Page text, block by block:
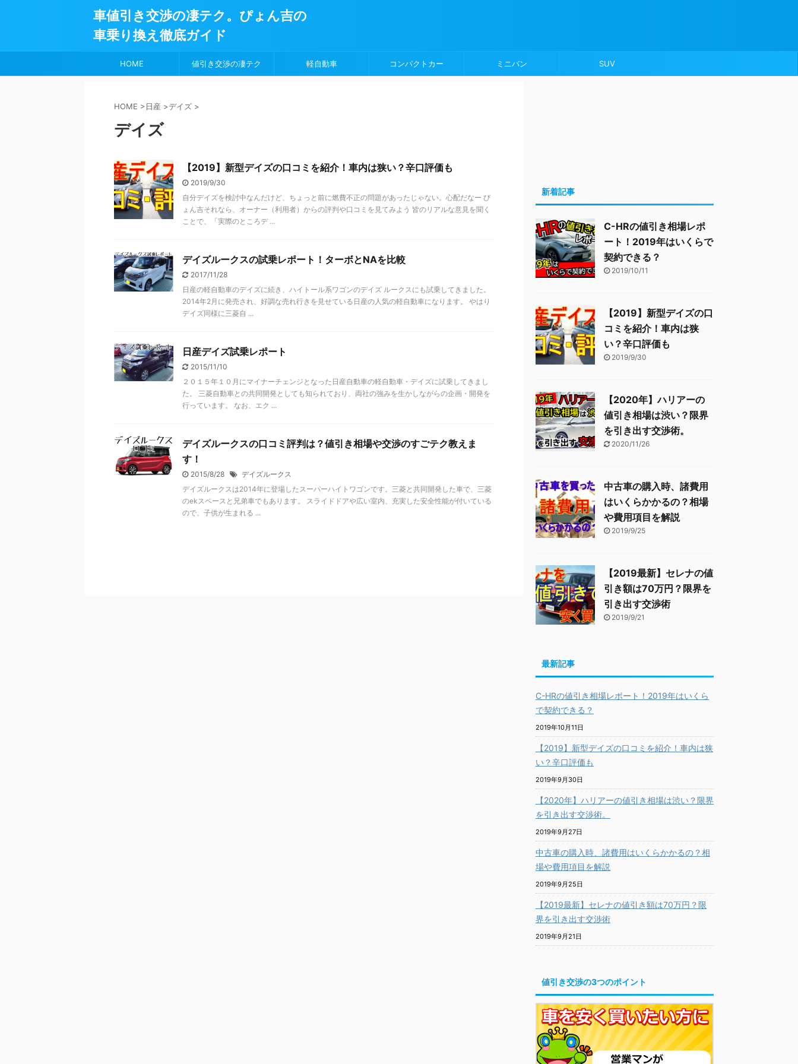
車値引き交渉の凄テク。ぴょん吉の
車乗り換え徹底ガイド
HOME 値引き交渉の凄テク 軽自動車 コンパクトカー ミニバン SUV
HOME >日産 >デイズ >
デイズ
【2019】新型デイズの口コミを紹介！車内は狭い？辛口評価も
2019/9/30
自分デイズを検討中なんだけど、ちょっと前に燃費不正の問題があったじゃない。心配だなー ぴ
ょん吉それなら、オーナー（利用者）からの評判や口コミを見てみよう 皆のリアルな意見を聞く
ことで、「実際のところデ ...
デイズルークスの試乗レポート！ターボとNAを比較
2017/11/28
日産の軽自動車のデイズに続き、ハイトール系ワゴンのデイズ ルークスにも試乗してきました。
2014年2月に発売され、好調な売れ行きを見せている日産の人気の軽自動車になります。 やはり
デイズ同様に三菱自 ...
日産デイズ試乗レポート
2015/11/10
２０１５年１０月にマイナーチェンジとなった日産自動車の軽自動車・デイズに試乗してきまし
た。 三菱自動車との共同開発としても知られており、両社の強みを生かしながらの企画・開発を
行っています。 なお、エク ...
デイズルークスの口コミ評判は？値引き相場や交渉のすごテク教えま
す！
2015/8/28
デイズルークス
デイズルークスは2014年に登場したスーパーハイトワゴンです。三菱と共同開発した車で、三菱
のekスペースと兄弟車でもあります。 スライドドアや広い室内、充実した安全性能が付いている
ので、子供が生まれる ...
新着記事
C-HRの値引き相場レポ
ート！2019年はいくらで
契約できる？
2019/10/11
【2019】新型デイズの口
コミを紹介！車内は狭
い？辛口評価も
2019/9/30
【2020年】ハリアーの
値引き相場は渋い？限界
を引き出す交渉術。
2020/11/26
中古車の購入時、諸費用
はいくらかかるの？相場
や費用項目を解説
2019/9/25
【2019最新】セレナの値
引き額は70万円？限界を
引き出す交渉術
2019/9/21
最新記事
C-HRの値引き相場レポート！2019年はいくら
で契約できる？
2019年10月11日
【2019】新型デイズの口コミを紹介！車内は狭
い？辛口評価も
2019年9月30日
【2020年】ハリアーの値引き相場は渋い？限界
を引き出す交渉術。
2019年9月27日
中古車の購入時、諸費用はいくらかかるの？相
場や費用項目を解説
2019年9月25日
【2019最新】セレナの値引き額は70万円？限
界を引き出す交渉術
2019年9月21日
値引き交渉の3つのポイント